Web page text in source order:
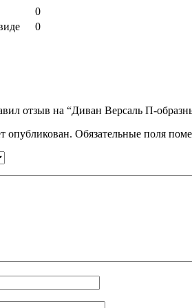
0
0
отзыв на “Диван Версаль П-
опубликован. Обязательные поля